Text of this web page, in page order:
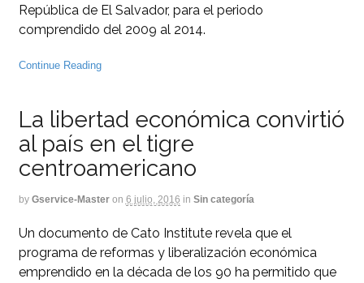
República de El Salvador, para el periodo
comprendido del 2009 al 2014.
Continue Reading
La libertad económica convirtió
al país en el tigre
centroamericano
by Gservice-Master on 6 julio, 2016 in Sin categoría
Un documento de Cato Institute revela que el
programa de reformas y liberalización económica
emprendido en la década de los 90 ha permitido que